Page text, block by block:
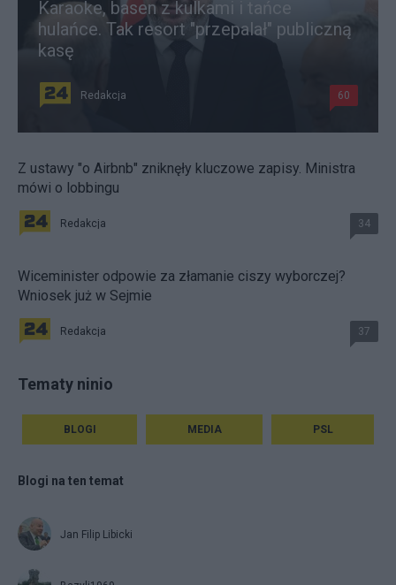
Karaoke, basen z kulkami i tańce
hulańce. Tak resort "przepalał" publiczną
kasę
Redakcja 60
Z ustawy "o Airbnb" zniknęły kluczowe zapisy. Ministra
mówi o lobbingu
Redakcja 34
Wiceminister odpowie za złamanie ciszy wyborczej?
Wniosek już w Sejmie
Redakcja 37
Tematy ninio
BLOGI MEDIA PSL
Blogi na ten temat
Jan Filip Libicki